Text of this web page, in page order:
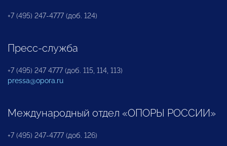
+7 (495) 247-4777 (доб. 124)
Пресс-служба
+7 (495) 247 4777 (доб. 115, 114, 113)
pressa@opora.ru
Международный отдел «ОПОРЫ РОССИИ»
+7 (495) 247-4777 (доб. 126)